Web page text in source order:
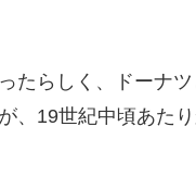
たらしく、ドーナ
、19世紀中頃あた